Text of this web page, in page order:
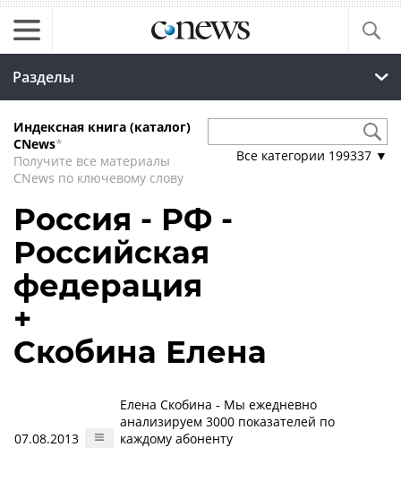
Разделы
Индексная книга (каталог)
CNews*
Получите все материалы
CNews по ключевому слову
Все категории 199337 ▼
Россия - РФ -
Российская
федерация
+
Скобина Елена
07.08.2013
Елена Скобина - Мы ежедневно
анализируем 3000 показателей по
каждому абоненту